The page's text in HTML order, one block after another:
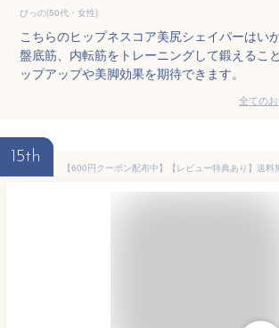
ぴっの(50代・女性)
こちらのヒップネスコア美尻シェイパーはい
盤底筋、内転筋をトレーニングして鍛えるこ
ップアップや美脚効果を期待できます。
全ての
15th